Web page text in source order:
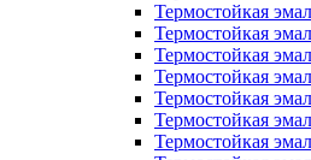
Термостойкая
Термостойкая
Термостойкая
Термостойкая
Термостойкая
Термостойкая
Термостойкая